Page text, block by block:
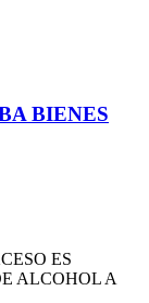
BIENES
ES
ALCOHOL A